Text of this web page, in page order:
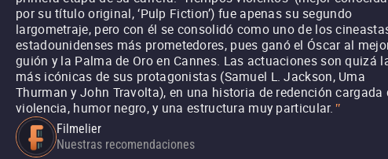
por su título original, ‘Pulp Fiction’) fue apenas su segundo
largometraje, pero con él se consolidó como uno de los
estadounidenses más prometedores, pues ganó el Óscar al
guión y la Palma de Oro en Cannes. Las actuaciones son quizá
más icónicas de sus protagonistas (Samuel L. Jackson, Uma
Thurman y John Travolta), en una historia de redención cargada
violencia, humor negro, y una estructura muy particular. "
Filmelier
Nuestras recomendaciones